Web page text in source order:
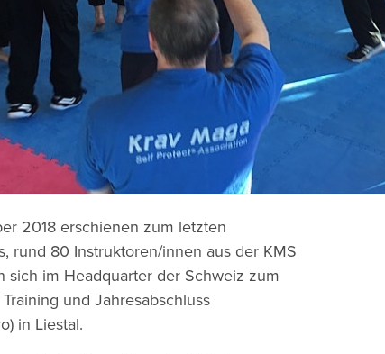
2018 erschienen zum letzten
rund 80 Instruktoren/innen aus der KMS
sich im Headquarter der Schweiz zum
und Jahresabschluss
in Liestal.